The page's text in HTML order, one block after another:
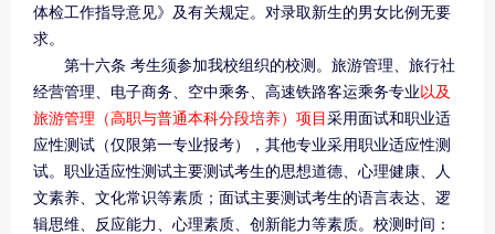
体检工作指导意见》及有关规定。对录取新生的男女比例无要
求。
第十六条 考生须参加我校组织的校测。旅游管理、旅行社
经营管理、电子商务、空中乘务、高速铁路客运乘务专业以及
旅游管理（高职与普通本科分段培养）项目 采用面试和职业适
应性测试（仅限第一专业报考），其他专业采用职业适应性测
试。职业适应性测试主要测试考生的思想道德、心理健康、人
文素养、文化常识等素质；面试主要测试考生的语言表达、逻
辑思维、反应能力、心理素质、创新能力等素质。校测时间：